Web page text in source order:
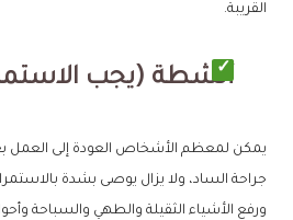
القريبة.
أنشطة (يجب
يمكن لمعظم الأشخاص العودة إلى العمل بعد
جراحة الساد، ولا يزال يوصى بشدة
ورفع الأشياء الثقيلة والطهي والسباحة